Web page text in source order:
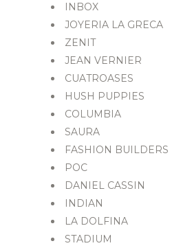
INBOX
JOYERIA LA GRECA
ZENIT
JEAN VERNIER
CUATROASES
HUSH PUPPIES
COLUMBIA
SAURA
FASHION BUILDERS
POC
DANIEL CASSIN
INDIAN
LA DOLFINA
STADIUM